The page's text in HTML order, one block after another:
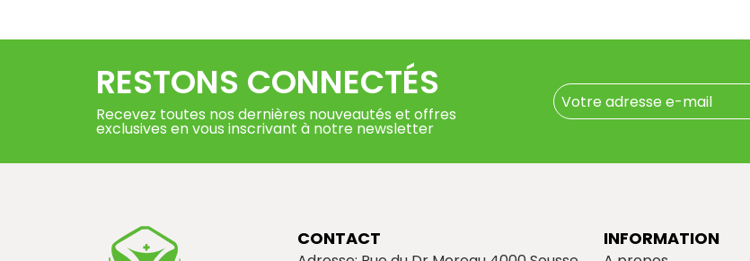
RESTONS CONNECTÉS
Recevez toutes nos dernières nouveautés et offres
exclusives en vous inscrivant à notre newsletter
CONTACT INFORMATION